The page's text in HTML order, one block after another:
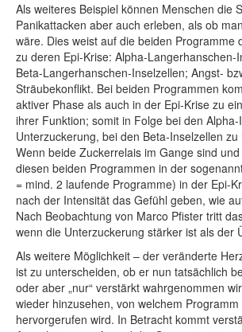
Als weiteres Beispiel können Menschen die
Panikattacken aber auch erleben, als ob
wäre. Dies weist auf die beiden Programme
zu deren Epi-Krise: Alpha-Langerhanschen-
Beta-Langerhanschen-Inselzellen; Angst-
Sträubekonflikt. Bei beiden Programmen
aktiver Phase als auch in der Epi-Krise zu
ihrer Funktion; somit in Folge bei den
Unterzuckerung, bei den Beta-Inselzellen zu
Wenn beide Zuckerrelais im Gange sind
diesen beiden Programmen in der
= mind. 2 laufende Programme) in der Epi-
nach der Intensität das Gefühl geben, wie
Nach Beobachtung von Marco Pfister tritt
wenn die Unterzuckerung stärker ist als der
Als weitere Möglichkeit – der veränderte
ist zu unterscheiden, ob er nun tatsächlich
oder aber „nur“ verstärkt wahrgenommen
wieder hinzusehen, von welchem
hervorgerufen wird. In Betracht kommt